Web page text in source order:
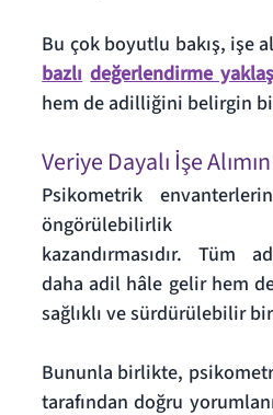
Bu çok boyutlu bakış, işe
bazlı değerlendirme
hem de adilliğini belirgin
Veriye Dayalı İşe
Psikometrik
öngörülebilirlik
kazandırmasıdır. Tüm
daha adil hâle gelir hem
sağlıklı ve sürdürülebilir
Bununla birlikte,
tarafından doğru